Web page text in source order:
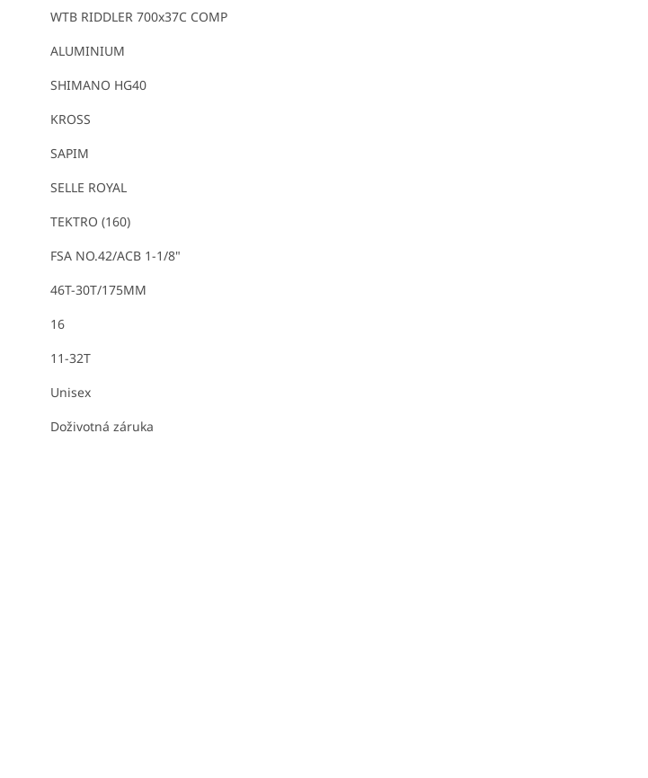
WTB RIDDLER 700x37C COMP
ALUMINIUM
SHIMANO HG40
KROSS
SAPIM
SELLE ROYAL
TEKTRO (160)
FSA NO.42/ACB 1-1/8"
46T-30T/175MM
16
11-32T
Unisex
Doživotná záruka